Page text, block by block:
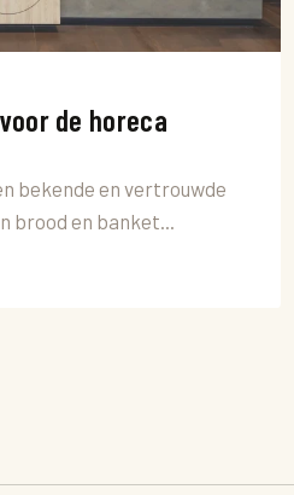
de horeca
bekende en vertrouwde
brood en banket...